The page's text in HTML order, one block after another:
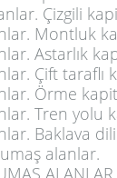
Çizgili
Montluk
Astarlık
Çift taraflı
Örme
Tren yolu
Baklava
alanlar.
ALANLAR.